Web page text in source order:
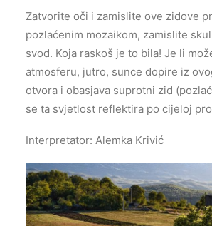
Zatvorite oči i zamislite ove zidove
pozlaćenim mozaikom, zamislite
svod. Koja raskoš je to bila! Je li
atmosferu, jutro, sunce dopire iz
otvora i obasjava suprotni zid
se ta svjetlost reflektira po cijeloj
Interpretator: Alemka Krivić